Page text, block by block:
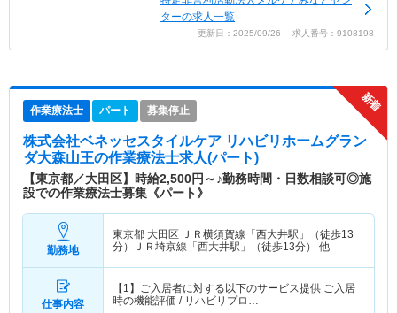
ターの求人一覧
更新日：2025/09/26 求人番号：9108198
作業療法士 パート 募集停止
株式会社ベネッセスタイルケア リハビリホームグラン
ダ大森山王の作業療法士求人(パート)
【東京都／大田区】時給2,500円～♪勤務時間・日数相談可◎施
設での作業療法士募集《パート》
勤務地
東京都 大田区 ＪＲ横須賀線「西大井駅」（徒歩13
分）ＪＲ埼京線「西大井駅」（徒歩13分） 他
仕事内容
【1】ご入居者に対する以下のサービス提供 ご入居
時の機能評価 / リハビリプロ…